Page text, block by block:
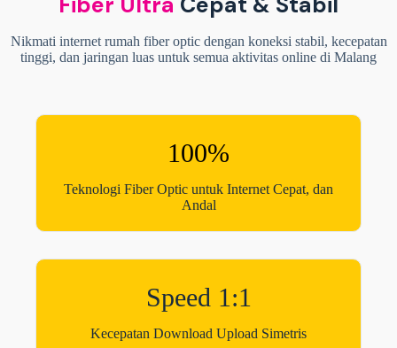
Nikmati internet rumah fiber optic dengan koneksi stabil, kecepatan
tinggi, dan jaringan luas untuk semua aktivitas online di Malang
100%
Teknologi Fiber Optic untuk Internet Cepat, dan
Andal
Speed 1:1
Kecepatan Download Upload Simetris